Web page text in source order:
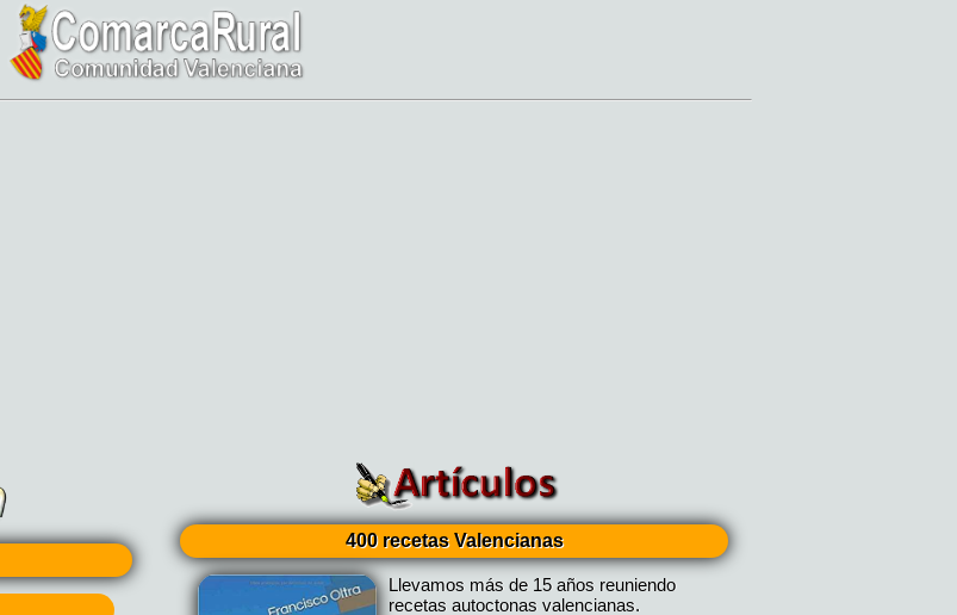
400 recetas Valencianas
Llevamos más de 15 años reuniendo
recetas autoctonas valencianas.